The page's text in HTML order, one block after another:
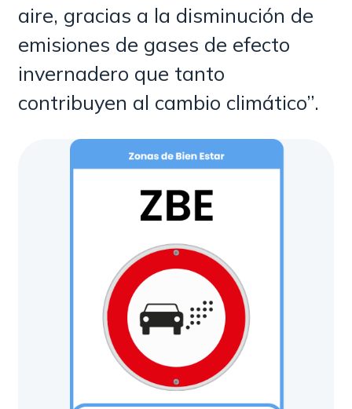
aire, gracias a la disminución de
emisiones de gases de efecto
invernadero que tanto
contribuyen al cambio climático”.